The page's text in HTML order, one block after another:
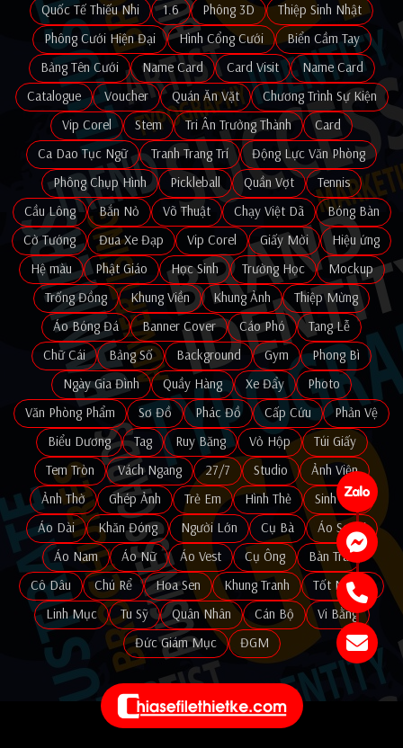
Quốc Tế Thiếu Nhi
1.6 Phông 3D
Thiệp Sinh Nhật
Phông Cưới Hiện Đại
Hình Cổng Cưới
Biển Cầm Tay
Bảng Tên Cưới
Name Card Card Visit
Name Card
Catalogue
Voucher Quán Ăn Vặt
Chương Trình Sự Kiện
Vip Corel
Stem Tri Ân Trưởng Thành
Card
Ca Dao Tục Ngữ
Tranh Trang Trí
Động Lực Văn Phòng
Phông Chụp Hình
Pickleball Quần Vợt
Tennis
Cầu Lông
Bắn Nỏ Võ Thuật Chạy Việt Dã
Bóng Bàn
Cờ Tướng
Đua Xe Đạp Vip Corel Giấy Mời
Hiệu ứng
Hệ màu
Phật Giáo Học Sinh Trường Học
Mockup
Trống Đồng
Khung Viền Khung Ảnh
Thiệp Mừng
Áo Bóng Đá
Banner Cover Cáo Phó
Tang Lễ
Chữ Cái
Bảng Số Background Gym
Phong Bì
Ngày Gia Đình
Quầy Hàng Xe Đẩy
Photo
Văn Phòng Phẩm
Sơ Đồ Phác Đồ Cấp Cứu
Phản Vệ
Biểu Dương
Tag Ruy Băng Vỏ Hộp
Túi Giấy
Tem Tròn
Vách Ngang 27/7 Studio
Ảnh Viện
Ảnh Thờ
Ghép Ảnh Trẻ Em Hình Thẻ
Sinh Viên
Áo Dài
Khăn Đóng Người Lớn Cụ Bà
Áo Sơ mi
Áo Nam
Áo Nữ Áo Vest Cụ Ông
Bàn Trà
Cô Dâu
Chú Rể Hoa Sen Khung Tranh
Tốt Nghiệp
Linh Mục
Tu Sỹ Quân Nhân Cán Bộ
Vi Bằng
Đức Giám Mục
ĐGM